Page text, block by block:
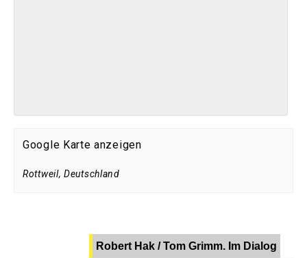
Google Karte anzeigen
Rottweil, Deutschland
Robert Hak / Tom Grimm. Im Dialog